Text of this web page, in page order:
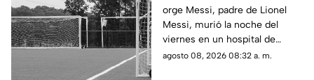
del argentino
orge Messi, padre de Lionel
Messi, murió la noche del
viernes en un hospital de
Rosario, Argentina.
agosto 08, 2026 08:32 a. m.